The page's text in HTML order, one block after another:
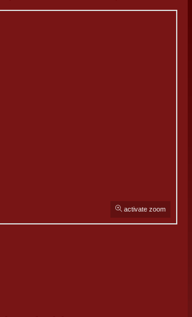
activate zoom